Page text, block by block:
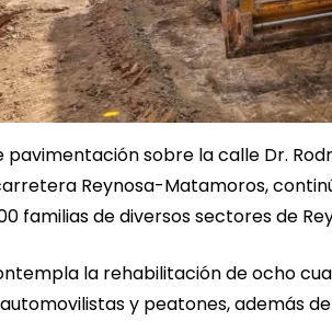
pavimentación sobre la calle Dr.
Reynosa-Matamoros,
familias de diversos sectores de
la rehabilitación de ocho
y peatones, además